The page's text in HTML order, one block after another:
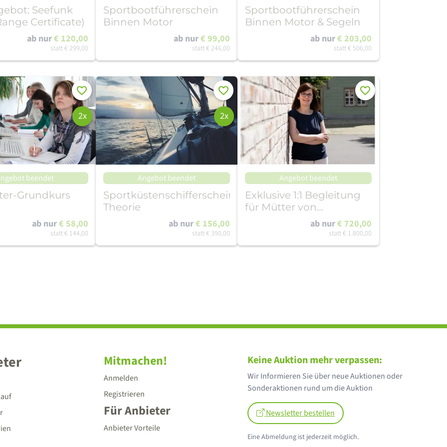
Seefunk
Certificate)
ab nur€ 120,00
statt€ 299,00
Sportbootführerschein
Binnen Motor
ab nur€ 99,00
statt€ 246,00
Sportbootführerschein
Binnen Motor & Segeln
ab nur€ 203,00
statt€ 506,00
Merken
2x
beendet
Grundkurs
ab nur€ 58,00
statt€ 144,00
Merken
2x
Angebot beendet
Sportküstenschifferschein
Theorie
ab nur€ 156,00
statt€ 390,00
Merken
Angebot beendet
Exklusive 1:1 Begleitung
für Mütter von
ab nur€ 720,00
statt€ 1.800,00
Mitmachen!
Anmelden
Registrieren
Für Anbieter
Anbieter Vorteile
Keine Auktion mehr verpassen:
Wir Informieren Sie über neue Auktionen oder
Sonderaktionen rund um die Auktion
Newsletter bestellen
Eine Abmeldung ist jederzeit möglich.